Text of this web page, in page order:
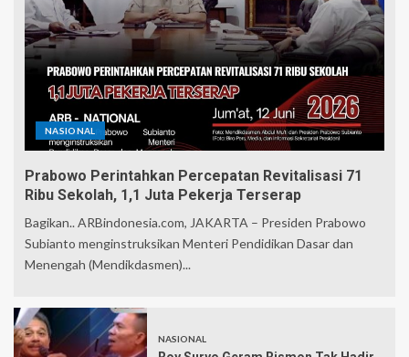
NASIONAL
Prabowo Perintahkan Percepatan Revitalisasi 71
Ribu Sekolah, 1,1 Juta Pekerja Terserap
Bagikan.. ARBindonesia.com, JAKARTA – Presiden Prabowo
Subianto menginstruksikan Menteri Pendidikan Dasar dan
Menengah (Mendikdasmen)...
NASIONAL